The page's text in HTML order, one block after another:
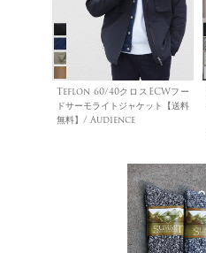
Teflon 60/40クロスECWフー
ドサーモライトジャケット【送料
無料】/ Audience